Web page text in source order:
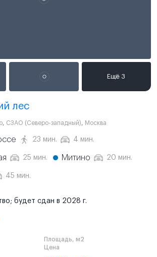
лес
, СЗАО (Северо-западный), Москва
23 мин. 4 мин.
25 мин. Митино 20 мин.
45 мин.
будет сдан в 2028 г.
Площадь, м2
Цена